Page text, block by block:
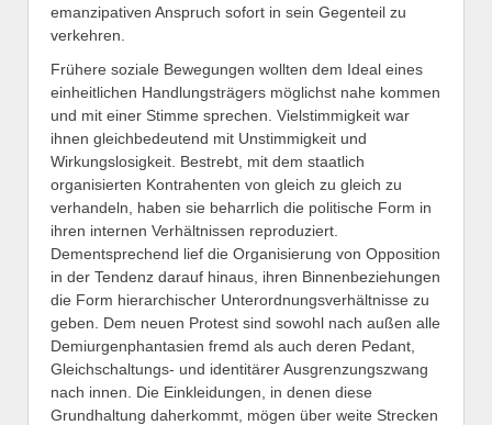
emanzipativen Anspruch sofort in sein Gegenteil zu
verkehren.
Frühere soziale Bewegungen wollten dem Ideal eines
einheitlichen Handlungsträgers möglichst nahe kommen
und mit einer Stimme sprechen. Vielstimmigkeit war
ihnen gleichbedeutend mit Unstimmigkeit und
Wirkungslosigkeit. Bestrebt, mit dem staatlich
organisierten Kontrahenten von gleich zu gleich zu
verhandeln, haben sie beharrlich die politische Form in
ihren internen Verhältnissen reproduziert.
Dementsprechend lief die Organisierung von Opposition
in der Tendenz darauf hinaus, ihren Binnenbeziehungen
die Form hierarchischer Unterordnungsverhältnisse zu
geben. Dem neuen Protest sind sowohl nach außen alle
Demiurgenphantasien fremd als auch deren Pedant,
Gleichschaltungs- und identitärer Ausgrenzungszwang
nach innen. Die Einkleidungen, in denen diese
Grundhaltung daherkommt, mögen über weite Strecken